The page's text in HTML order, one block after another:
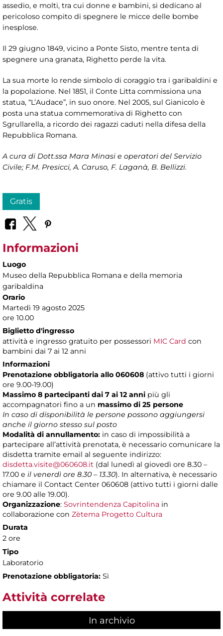
assedio, e molti, tra cui donne e bambini, si dedicano al
pericoloso compito di spegnere le micce delle bombe
inesplose.
Il 29 giugno 1849, vicino a Ponte Sisto, mentre tenta di
spegnere una granata, Righetto perde la vita.
La sua morte lo rende simbolo di coraggio tra i garibaldini e
la popolazione. Nel 1851, il Conte Litta commissiona una
statua, “L’Audace”, in suo onore. Nel 2005, sul Gianicolo è
posta una statua commemorativa di Righetto con
Sgrullarella, a ricordo dei ragazzi caduti nella difesa della
Repubblica Romana.
A cura di Dott.ssa Mara Minasi e operatori del Servizio
Civile; F.M. Presicci, A. Caruso, F. Laganà, B. Bellizzi.
Gratis
Informazioni
Luogo
Museo della Repubblica Romana e della memoria
garibaldina
Orario
Martedì 19 agosto 2025
ore 10.00
Biglietto d'ingresso
attività e ingresso gratuito per possessori MIC Card con
bambini dai 7 ai 12 anni
Informazioni
Prenotazione obbligatoria allo 060608 (attivo tutti i giorni
ore 9.00-19.00)
Massimo 8 partecipanti dai 7 ai 12 anni più gli
accompagnatori fino a un massimo di 25 persone
In caso di disponibilità le persone possono aggiungersi
anche il giorno stesso sul posto
Modalità di annullamento: in caso di impossibilità a
partecipare all’attività prenotata, è necessario comunicare la
disdetta tramite email al seguente indirizzo:
disdetta.visite@060608.it (dal lunedì al giovedì ore 8.30 –
17.00 e il venerdì ore 8.30 – 13.30). In alternativa, è necessario
chiamare il Contact Center 060608 (attivo tutti i giorni dalle
ore 9.00 alle 19.00).
Organizzazione: Sovrintendenza Capitolina in
collaborazione con Zètema Progetto Cultura
Durata
2 ore
Tipo
Laboratorio
Prenotazione obbligatoria: Sì
Attività correlate
In archivio